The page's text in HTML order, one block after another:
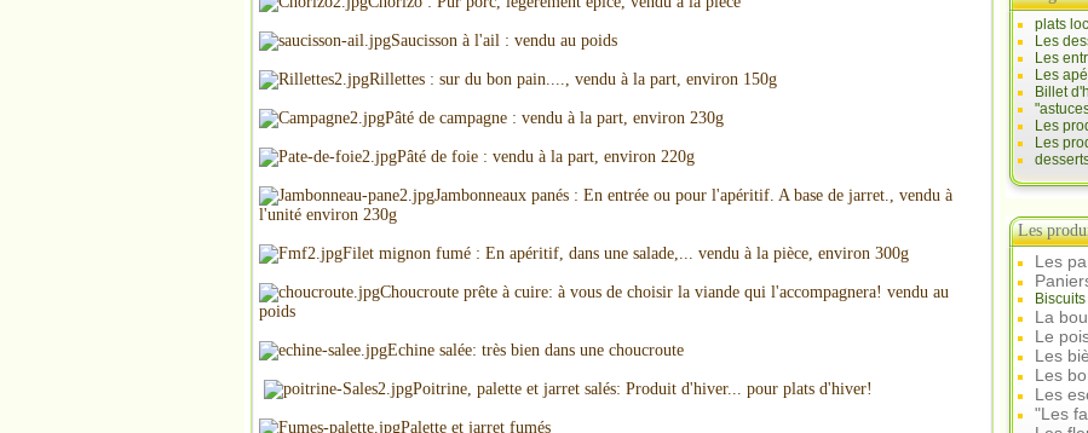
Saucisson à l'ail : vendu au poids
Rillettes : sur du bon pain...., vendu à la part, environ 150g
Pâté de campagne : vendu à la part, environ 230g
Pâté de foie : vendu à la part, environ 220g
Jambonneaux panés : En entrée ou pour l'apéritif. A base de jarret., vendu à
l'unité environ 230g
Filet mignon fumé : En apéritif, dans une salade,... vendu à la pièce, environ 300g
Choucroute prête à cuire: à vous de choisir la viande qui l'accompagnera! vendu au
poids
Echine salée: très bien dans une choucroute
Poitrine, palette et jarret salés: Produit d'hiver... pour plats d'hiver!
Palette et jarret fumés
plats
Les
Les
Les
Billet
Les
Les
Les
Les
La
Le
Les
Les
Les
"Les